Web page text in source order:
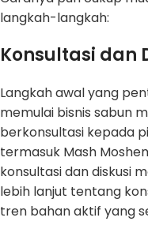
langkah-langkah:
Konsultasi dan
Langkah awal yang
memulai bisnis sabun
berkonsultasi kepada
termasuk Mash
konsultasi dan diskusi
lebih lanjut tentang
tren bahan aktif yang